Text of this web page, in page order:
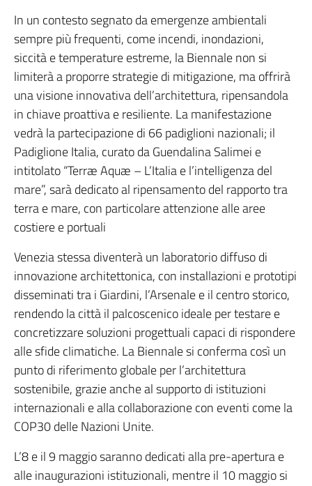
In un contesto segnato da emergenze ambientali
sempre più frequenti, come incendi, inondazioni,
siccità e temperature estreme, la Biennale non si
limiterà a proporre strategie di mitigazione, ma offrirà
una visione innovativa dell’architettura, ripensandola
in chiave proattiva e resiliente. La manifestazione
vedrà la partecipazione di 66 padiglioni nazionali; il
Padiglione Italia, curato da Guendalina Salimei e
intitolato “Terræ Aquæ – L’Italia e l’intelligenza del
mare”, sarà dedicato al ripensamento del rapporto tra
terra e mare, con particolare attenzione alle aree
costiere e portuali
Venezia stessa diventerà un laboratorio diffuso di
innovazione architettonica, con installazioni e prototipi
disseminati tra i Giardini, l’Arsenale e il centro storico,
rendendo la città il palcoscenico ideale per testare e
concretizzare soluzioni progettuali capaci di rispondere
alle sfide climatiche. La Biennale si conferma così un
punto di riferimento globale per l’architettura
sostenibile, grazie anche al supporto di istituzioni
internazionali e alla collaborazione con eventi come la
COP30 delle Nazioni Unite.
L’8 e il 9 maggio saranno dedicati alla pre-apertura e
alle inaugurazioni istituzionali, mentre il 10 maggio si